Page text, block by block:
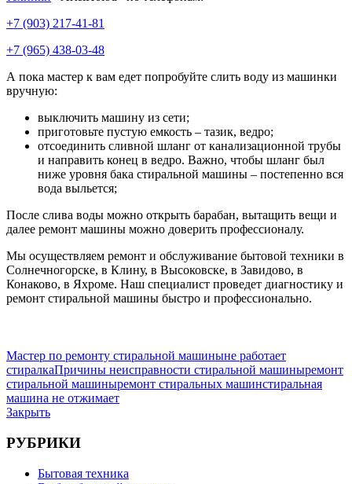
+7 (903) 217-41-81
+7 (965) 438-03-48
А пока мастер к вам едет попробуйте слить воду из машинки
вручную:
выключить машину из сети;
приготовьте пустую емкость – тазик, ведро;
отсоединить сливной шланг от канализационной трубы
и направить конец в ведро. Важно, чтобы шланг был
ниже уровня бака стиральной машины – постепенно вся
вода выльется;
После слива воды можно открыть барабан, вытащить вещи и
далее ремонт машины можно доверить профессионалу.
Мы осуществляем ремонт и обслуживание бытовой техники в
Солнечногорске, в Клину, в Высоковске, в Завидово, в
Конаково, в Яхроме. Наш специалист проведет диагностику и
ремонт стиральной машины быстро и профессионально.
Мастер по ремонту стиральной машиныне работает
стиралкаПричины неисправности стиральной машиныремонт
стиральной машиныремонт стиральных машинстиральная
машина не отжимает
Закрыть
РУБРИКИ
Бытовая техника